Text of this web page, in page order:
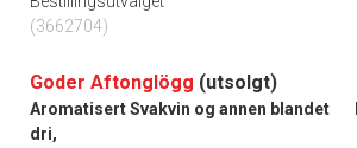
(3662704)
Goder Aftonglögg (utsolgt)
Aromatisert Svakvin og annen blandet
dri,